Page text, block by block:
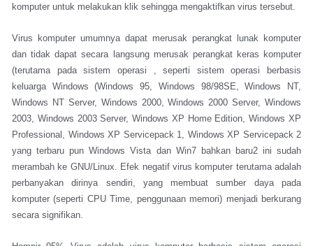
komputer untuk melakukan klik sehingga mengaktifkan virus tersebut.
Virus komputer umumnya dapat merusak perangkat lunak komputer
dan tidak dapat secara langsung merusak perangkat keras komputer
(terutama pada sistem operasi , seperti sistem operasi berbasis
keluarga Windows (Windows 95, Windows 98/98SE, Windows NT,
Windows NT Server, Windows 2000, Windows 2000 Server, Windows
2003, Windows 2003 Server, Windows XP Home Edition, Windows XP
Professional, Windows XP Servicepack 1, Windows XP Servicepack 2
yang terbaru pun Windows Vista dan Win7 bahkan baru2 ini sudah
merambah ke GNU/Linux. Efek negatif virus komputer terutama adalah
perbanyakan dirinya sendiri, yang membuat sumber daya pada
komputer (seperti CPU Time, penggunaan memori) menjadi berkurang
secara signifikan.